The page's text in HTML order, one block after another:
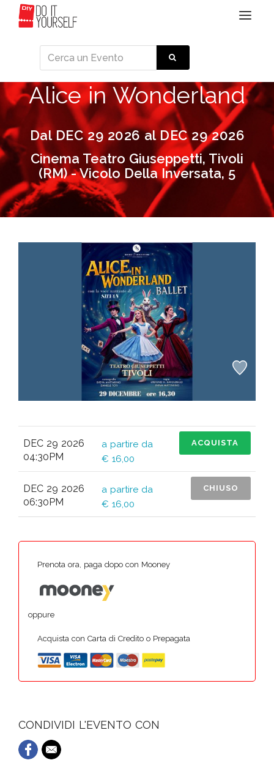
Toggle
Alice in Wonderland
Dal DEC 29 2026 al DEC 29 2026
Cinema Teatro Giuseppetti, Tivoli
(RM) - Vicolo Della Inversata, 5
DEC 29 2026
04:30PM
a partire da
€ 16,00
ACQUISTA
DEC 29 2026
06:30PM
a partire da
€ 16,00
CHIUSO
Prenota ora, paga dopo con Mooney
oppure
Acquista con Carta di Credito o Prepagata
CONDIVIDI L'EVENTO CON